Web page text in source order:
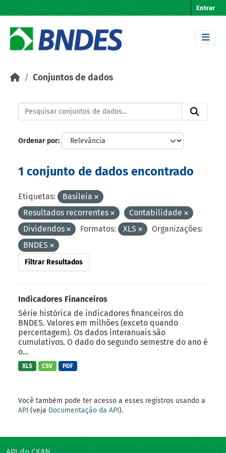
Entrar
Conjuntos de dados
Ordenar por
1 conjunto de dados encontrado
Etiquetas:
Basileia
Resultados recorrentes
Contabilidade
Dividendos
Formatos: XLS
Organizações:
BNDES
Filtrar Resultados
Indicadores Financeiros
Série histórica de indicadores financeiros do
BNDES. Valores em milhões (exceto quando
percentagem). Os dados interanuais são
cumulativos. O dado do segundo semestre do ano é
o...
XLS CSV PDF
Você também pode ter acesso a esses registros usando a
API (veja Documentação da API).